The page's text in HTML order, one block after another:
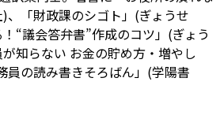
、「財政課のシゴト」(ぎょうせ
“議会答弁書”作成のコツ」(ぎょう
知らない お金の貯め方・増やし
員の読み書きそろばん」(学陽書